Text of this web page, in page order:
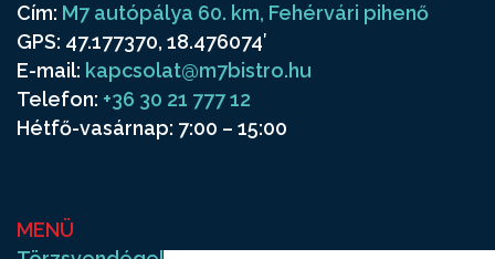
Cím: M7 autópálya 60. km, Fehérvári pihenő
GPS: 47.177370, 18.476074′
E-mail: kapcsolat@m7bistro.hu
Telefon: +36 30 21 777 12
Hétfő-vasárnap: 7:00 – 15:00
MENÜ